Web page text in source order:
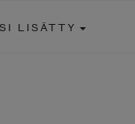
LISÄTTY